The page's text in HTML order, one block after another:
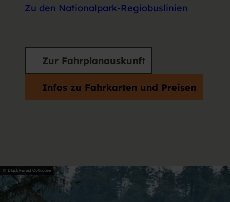
Zu den Nationalpark-Regiobuslinien
Zur Fahrplanauskunft
Infos zu Fahrkarten und Preisen
© Black Forest Collective